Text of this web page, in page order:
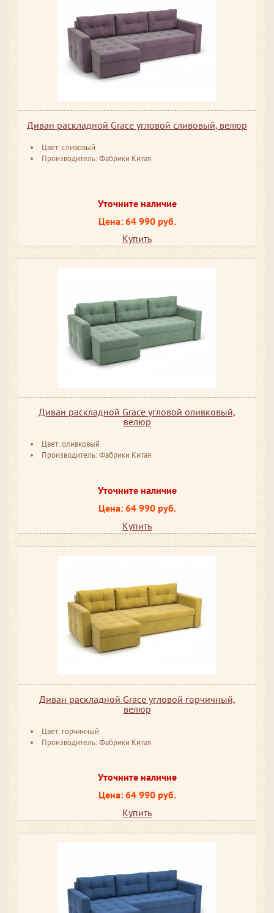
Диван раскладной Grace угловой сливовый, велюр
Цвет: сливовый
Производитель: Фабрики Китая
Уточните наличие
Цена: 64 990 руб.
Купить
Диван раскладной Grace угловой оливковый,
велюр
Цвет: оливковый
Производитель: Фабрики Китая
Уточните наличие
Цена: 64 990 руб.
Купить
Диван раскладной Grace угловой горчичный,
велюр
Цвет: горчичный
Производитель: Фабрики Китая
Уточните наличие
Цена: 64 990 руб.
Купить